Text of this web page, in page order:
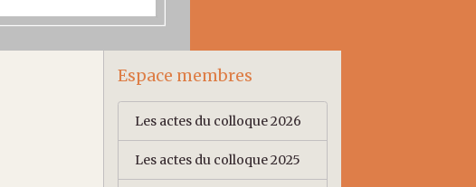
Espace membres
Les actes du colloque 2026
Les actes du colloque 2025